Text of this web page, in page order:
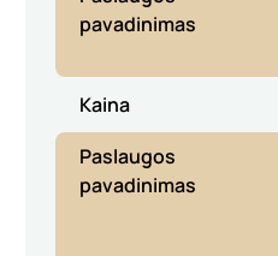
pavadinimas
Kaina
Paslaugos
pavadinimas